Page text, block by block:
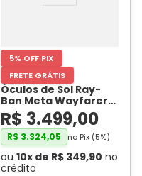
5% OFF PIX
FRETE GRÁTIS
Óculos de Sol Ray-
Ban Meta Wayfarer
Gen 2 RW4012 Preto
Brilhante / Verde G-
15 Unissex- RAY BAN
META
R$ 3.499,00
R$ 3.324,05 no Pix (5%)
ou 10x de R$ 349,90 no
crédito